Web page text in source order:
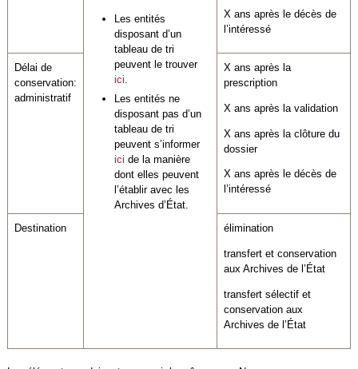
Les entités
disposant d’un
tableau de tri
peuvent le trouver
ici
Les entités ne
disposant pas d’un
tableau de tri
peuvent s’informer
ici de la manière
dont elles peuvent
l’établir avec les
Archives d’État.
X ans après le décès de
l’intéressé
Délai de
conservation:
administratif
X ans après la
prescription
X ans après la validation
X ans après la clôture du
dossier
X ans après le décès de
l’intéressé
Destination élimination
transfert et conservation
aux Archives de l’État
transfert sélectif et
conservation aux
Archives de l’État